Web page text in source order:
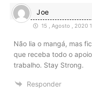
Joe
15 , Agosto , 2020
Não lia o mangá, mas
que receba todo o
trabalho. Stay Strong.
Responder